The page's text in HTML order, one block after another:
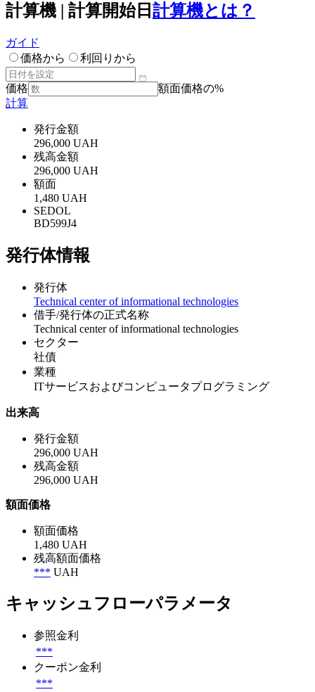
計算機 | 計算開始日 計算機とは？
ガイド
価格から
利回りから
価格
額面価格の%
計算
発行金額
296,000 UAH
残高金額
296,000 UAH
額面
1,480 UAH
SEDOL
BD599J4
発行体情報
発行体
Technical center of informational technologies
借手/発行体の正式名称
Technical center of informational technologies
セクター
社債
業種
ITサービスおよびコンピュータプログラミング
出来高
発行金額
296,000 UAH
残高金額
296,000 UAH
額面価格
額面価格
1,480 UAH
残高額面価格
*** UAH
キャッシュフローパラメータ
参照金利
***
クーポン金利
***